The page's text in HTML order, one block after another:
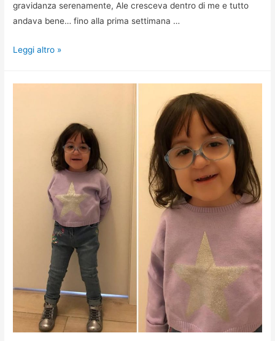
gravidanza serenamente, Ale cresceva dentro di me e tutto
andava bene… fino alla prima settimana …
Leggi altro »